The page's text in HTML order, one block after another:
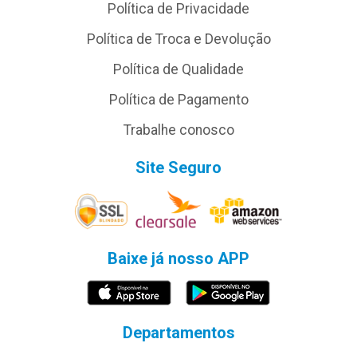
Política de Privacidade
Política de Troca e Devolução
Política de Qualidade
Política de Pagamento
Trabalhe conosco
Site Seguro
Baixe já nosso APP
Departamentos